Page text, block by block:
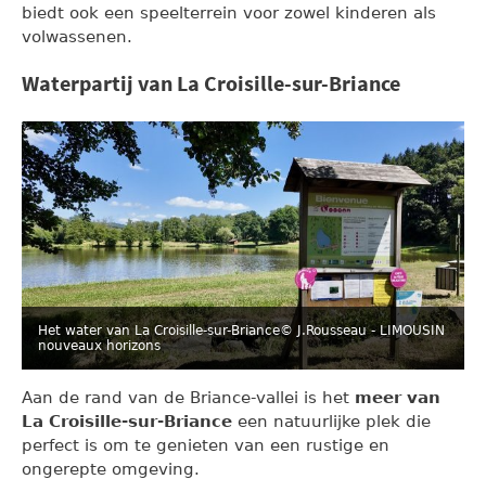
biedt ook een speelterrein voor zowel kinderen als
volwassenen.
Waterpartij van La Croisille-sur-Briance
Het water van La Croisille-sur-Briance© J.Rousseau - LIMOUSIN
nouveaux horizons
Aan de rand van de Briance-vallei is het meer van
La Croisille-sur-Briance een natuurlijke plek die
perfect is om te genieten van een rustige en
ongerepte omgeving.